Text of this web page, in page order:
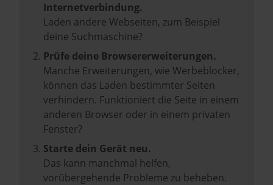
Internetverbindung.
Laden andere Webseiten, zum Beispiel
deine Suchmaschine?
Prüfe deine Browsererweiterungen.
Manche Erweiterungen, wie Werbeblocker,
können das Laden bestimmter Seiten
verhindern. Funktioniert die Seite in einem
anderen Browser oder in einem privaten
Fenster?
Starte dein Gerät neu.
Das kann manchmal helfen,
vorübergehende Probleme zu beheben.